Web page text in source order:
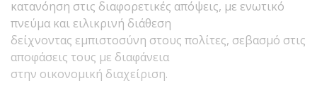
κατανόηση στις διαφορετικές απόψεις, με ενωτικό
πνεύμα και ειλικρινή διάθεση
δείχνοντας εμπιστοσύνη στους πολίτες, σεβασμό στις
αποφάσεις τους με διαφάνεια
στην οικονομική διαχείριση.